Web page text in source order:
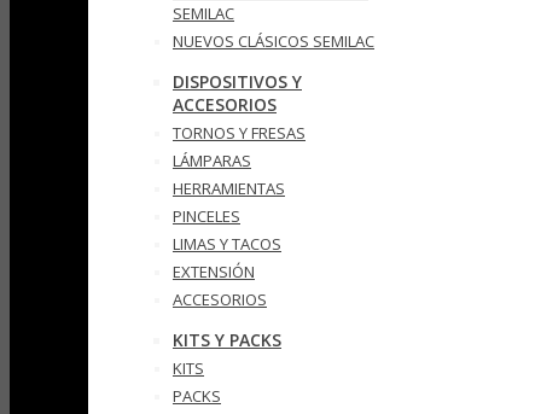
SEMILAC
NUEVOS CLÁSICOS SEMILAC
DISPOSITIVOS Y
ACCESORIOS
TORNOS Y FRESAS
LÁMPARAS
HERRAMIENTAS
PINCELES
LIMAS Y TACOS
EXTENSIÓN
ACCESORIOS
KITS Y PACKS
KITS
PACKS